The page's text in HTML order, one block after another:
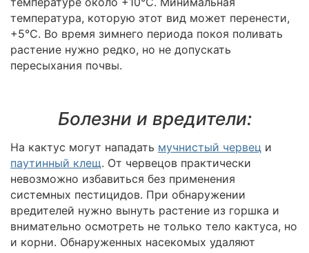
температура, которую этот вид может перенести,
+5°C. Во время зимнего периода покоя поливать
растение нужно редко, но не допускать
пересыхания почвы.
Болезни и вредители:
На кактус могут нападать мучнистый червец и
паутинный клещ. От червецов практически
невозможно избавиться без применения
системных пестицидов. При обнаружении
вредителей нужно вынуть растение из горшка и
внимательно осмотреть не только тело кактуса, но
и корни. Обнаруженных насекомых удаляют